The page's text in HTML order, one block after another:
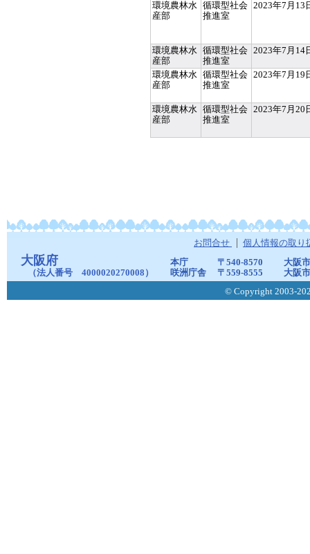
環境農林水
産部
循環型社会
推進室
2023年7月13
環境農林水
産部
循環型社会
推進室
2023年7月14
環境農林水
産部
循環型社会
推進室
2023年7月19
環境農林水
産部
循環型社会
推進室
2023年7月20
お問合せ 個人情報の取り
大阪府
（法人番号 4000020270008）
本庁 〒540-8570
大阪
咲洲庁舎
〒559-8555
大阪
© Copyright 2003-